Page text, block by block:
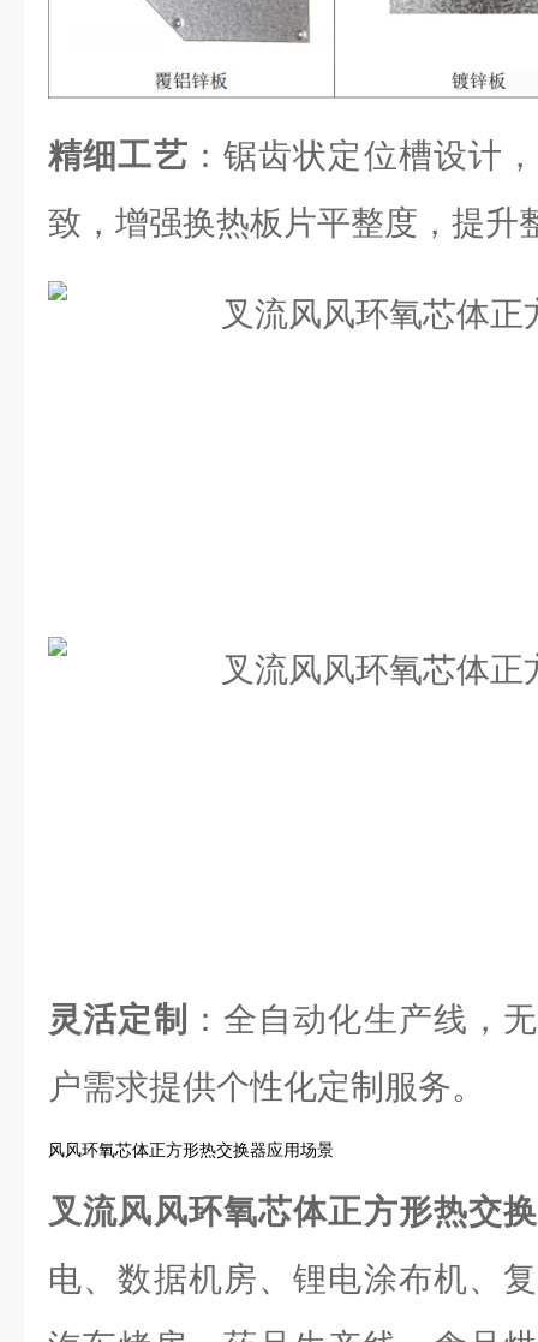
精细工艺 ：锯齿状定位槽设计
致，增强换热板片平整度，提升
灵活定制
：全自动化生产线，
户需求提供个性化定制服务。
风风环氧芯体正方形热交换器应用场景
叉流风风环氧芯体正方形热交
电、数据机房、锂电涂布机、